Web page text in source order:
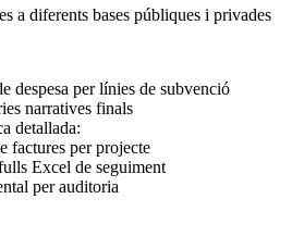
a diferents bases públiques i privades
despesa per línies de subvenció
narratives finals
detallada:
factures per projecte
Excel de seguiment
per auditoria